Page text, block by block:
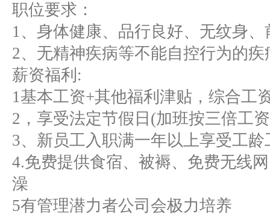
职位要求：
1、身体健康、品行良好、无纹身、
2、无精神疾病等不能自控行为的疾
薪资福利:
1基本工资+其他福利津贴，综合工
2，享受法定节假日(加班按三倍工
3、新员工入职满一年以上享受工龄
4.免费提供食宿、被褥、免费无线
澡
5有管理潜力者公司会极力培养